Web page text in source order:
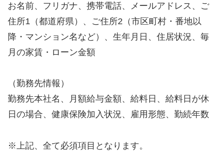
お名前、フリガナ、携帯電話、メールアドレス、ご
住所1（都道府県）、ご住所2（市区町村・番地以
降・マンション名など）、生年月日、住居状況、毎
月の家賃・ローン金額
（勤務先情報）
勤務先本社名、月額給与金額、給料日、給料日が休
日の場合、健康保険加入状況、雇用形態、勤続年数
※上記、全て必須項目となります。